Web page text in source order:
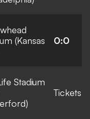
(Kansas
0:0
Stadium
Tickets